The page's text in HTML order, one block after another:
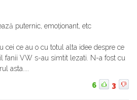
puternic, emoționant, etc
cei ce au o cu totul alta idee despre ce
fanii VW s-au simtit lezati. N-a fost cu
asta....
6 3